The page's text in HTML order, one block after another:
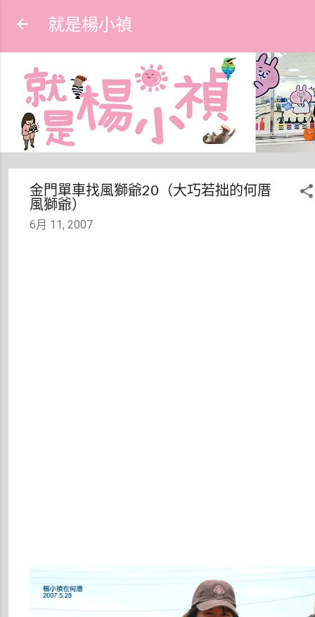
就是楊小禎
金門單車找風獅爺20（大巧若拙的何厝
風獅爺）
6月 11, 2007